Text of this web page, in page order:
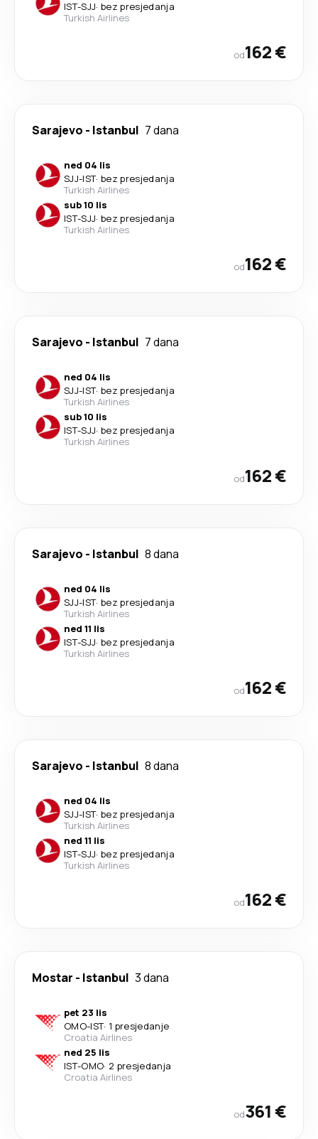
IST-SJJ· bez presjedanja
Turkish Airlines
od162 €
Sarajevo - Istanbul 7 dana
ned 04 lis
SJJ-IST· bez presjedanja
Turkish Airlines
sub 10 lis
IST-SJJ· bez presjedanja
Turkish Airlines
od162 €
Sarajevo - Istanbul 7 dana
ned 04 lis
SJJ-IST· bez presjedanja
Turkish Airlines
sub 10 lis
IST-SJJ· bez presjedanja
Turkish Airlines
od162 €
Sarajevo - Istanbul 8 dana
ned 04 lis
SJJ-IST· bez presjedanja
Turkish Airlines
ned 11 lis
IST-SJJ· bez presjedanja
Turkish Airlines
od162 €
Sarajevo - Istanbul 8 dana
ned 04 lis
SJJ-IST· bez presjedanja
Turkish Airlines
ned 11 lis
IST-SJJ· bez presjedanja
Turkish Airlines
od162 €
Mostar - Istanbul 3 dana
pet 23 lis
OMO-IST· 1 presjedanje
Croatia Airlines
ned 25 lis
IST-OMO· 2 presjedanja
Croatia Airlines
od361 €